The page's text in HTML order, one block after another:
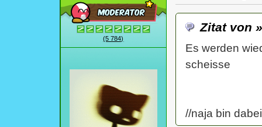
(5 784)
Zitat von
Es werden
scheisse
//naja bin dabei